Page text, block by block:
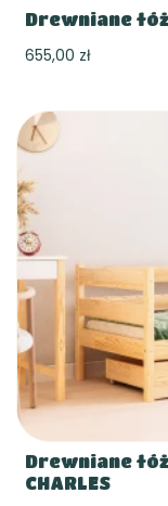
Drewniane
655,00 zł
Drewniane
CHARLES